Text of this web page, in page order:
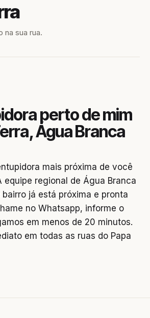
na sua rua.
perto de mim
Água Branca
mais próxima de você
equipe regional de Água Branca
já está próxima e pronta
no Whatsapp, informe o
em menos de 20 minutos.
em todas as ruas do Papa